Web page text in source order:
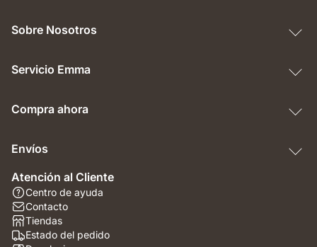
Sobre Nosotros
Servicio Emma
Compra ahora
Envíos
Atención al Cliente
Centro de ayuda
Contacto
Tiendas
Estado del pedido